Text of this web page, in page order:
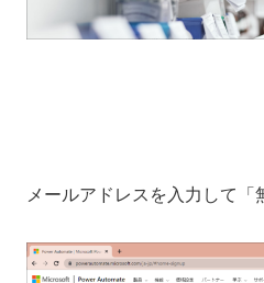
メールアドレスを入力して「